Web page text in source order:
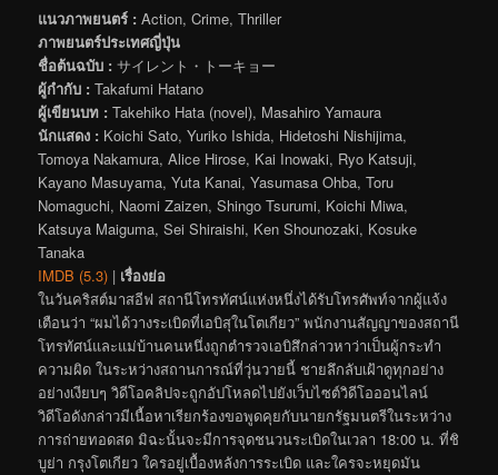
แนวภาพยนตร์ : Action, Crime, Thriller
ภาพยนตร์ประเทศญี่ปุ่น
ชื่อต้นฉบับ : サイレント・トーキョー
ผู้กำกับ : Takafumi Hatano
ผู้เขียนบท : Takehiko Hata (novel), Masahiro Yamaura
นักแสดง : Koichi Sato, Yuriko Ishida, Hidetoshi Nishijima,
Tomoya Nakamura, Alice Hirose, Kai Inowaki, Ryo Katsuji,
Kayano Masuyama, Yuta Kanai, Yasumasa Ohba, Toru
Nomaguchi, Naomi Zaizen, Shingo Tsurumi, Koichi Miwa,
Katsuya Maiguma, Sei Shiraishi, Ken Shounozaki, Kosuke
Tanaka
IMDB (5.3) | เรื่องย่อ
ในวันคริสต์มาสอีฟ สถานีโทรทัศน์แห่งหนึ่งได้รับโทรศัพท์จากผู้แจ้ง
เตือนว่า “ผมได้วางระเบิดที่เอบิสุในโตเกียว” พนักงานสัญญาของสถานี
โทรทัศน์และแม่บ้านคนหนึ่งถูกตำรวจเอบิสึกล่าวหาว่าเป็นผู้กระทำ
ความผิด ในระหว่างสถานการณ์ที่วุ่นวายนี้ ชายลึกลับเฝ้าดูทุกอย่าง
อย่างเงียบๆ วิดีโอคลิปจะถูกอัปโหลดไปยังเว็บไซต์วิดีโอออนไลน์
วิดีโอดังกล่าวมีเนื้อหาเรียกร้องขอพูดคุยกับนายกรัฐมนตรีในระหว่าง
การถ่ายทอดสด มิฉะนั้นจะมีการจุดชนวนระเบิดในเวลา 18:00 น. ที่ชิ
บูย่า กรุงโตเกียว ใครอยู่เบื้องหลังการระเบิด และใครจะหยุดมัน